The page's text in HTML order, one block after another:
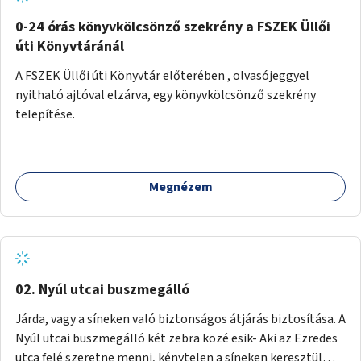
fenntartásához, évi 14-16 millió Ft-tal. A program hosszú
távú fenntarthatósága úgy lenne megvalósítható. hogy
részben "Támogató szolgálat" normatív támogatásából,
részben pedig a jelen pályázat által biztosított összegből.
A programban 8-10 szakember (gyógypedagógus,
pszichológus) működne közre. Fontos cél lenne, hogy
0-24 órás könyvkölcsönző szekrény a FSZEK Üllői
úti Könyvtáránál
A FSZEK Üllői úti Könyvtár előterében , olvasójeggyel
nyitható ajtóval elzárva, egy könyvkölcsönző szekrény
telepítése.
Megnézem
02. Nyúl utcai buszmegálló
Járda, vagy a síneken való biztonságos átjárás biztosítása. A
Nyúl utcai buszmegálló két zebra közé esik- Aki az Ezredes